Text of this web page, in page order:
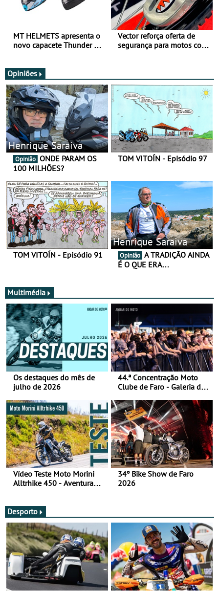
MT HELMETS apresenta o
novo capacete Thunder 4 R
Vector reforça oferta de
segurança para motos com
Opiniões
Henrique Saraiva
Opinião
100 MILHÕES?
TOM VITOÍN - Episódio 97
TOM VITOÍN - Episódio 91
Henrique Saraiva
Opinião
É O QUE ERA…
Multimédia
Os destaques do mês de
julho de 2026
44.ª Concentração Moto
Clube de Faro - Galeria de
Vídeo Teste Moto Morini
Alltrhike 450 - Aventura
34º Bike Show de Faro
2026
Desporto